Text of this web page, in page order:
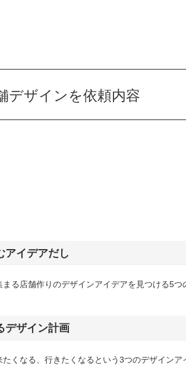
デザインを依頼内容
アイデアだし
る店舗作りのデザインアイデアを見つける5つ
デザイン計画
たくなる、行きたくなるという3つのデザイン